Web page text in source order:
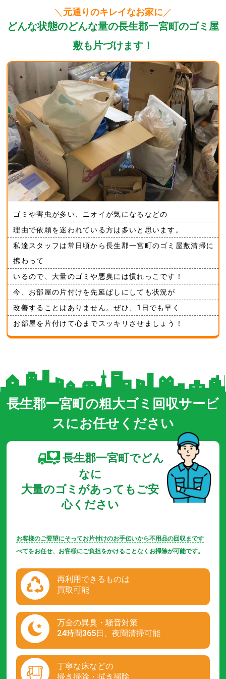
＼ 元通りのキレイなお家に ／
どんな状態のどんな量の長生郡一宮町のゴミ屋
敷も片づけます！
ゴミや害虫が多い、ニオイが気になるなどの
理由で依頼を迷われている方は多いと思います。
私達スタッフは常日頃から長生郡一宮町のゴミ屋敷清掃に
携わって
いるので、大量のゴミや悪臭には慣れっこです！
今、お部屋の片付けを先延ばしにしても状況が
改善することはありません。ぜひ、1日でも早く
お部屋を片付けて心までスッキリさせましょう！
長生郡一宮町の粗大ゴミ回収サービ
スにお任せください
長生郡一宮町でどん
なに
大量のゴミがあってもご安
心ください
お客様のご要望にそってお片付けのお手伝いから不用品の回収まです
べてをお任せ、お客様にご負担をかけることなくお掃除が可能です。
再利用できるものは
買取可能
万全の異臭・騒音対策
24時間365日、夜間清掃可能
丁寧な床などの
掃き掃除・拭き掃除